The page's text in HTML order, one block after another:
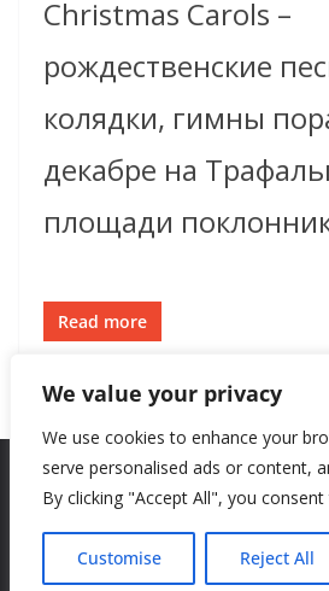
We value your privacy
We use cookies to enhance your
serve personalised ads or content,
By clicking "Accept All", you
Customise Reject All
Christmas Carols –
рождественские
колядки, гимны
декабре на
площади
Read more
Theme:ColorMag by ThemeGrill.